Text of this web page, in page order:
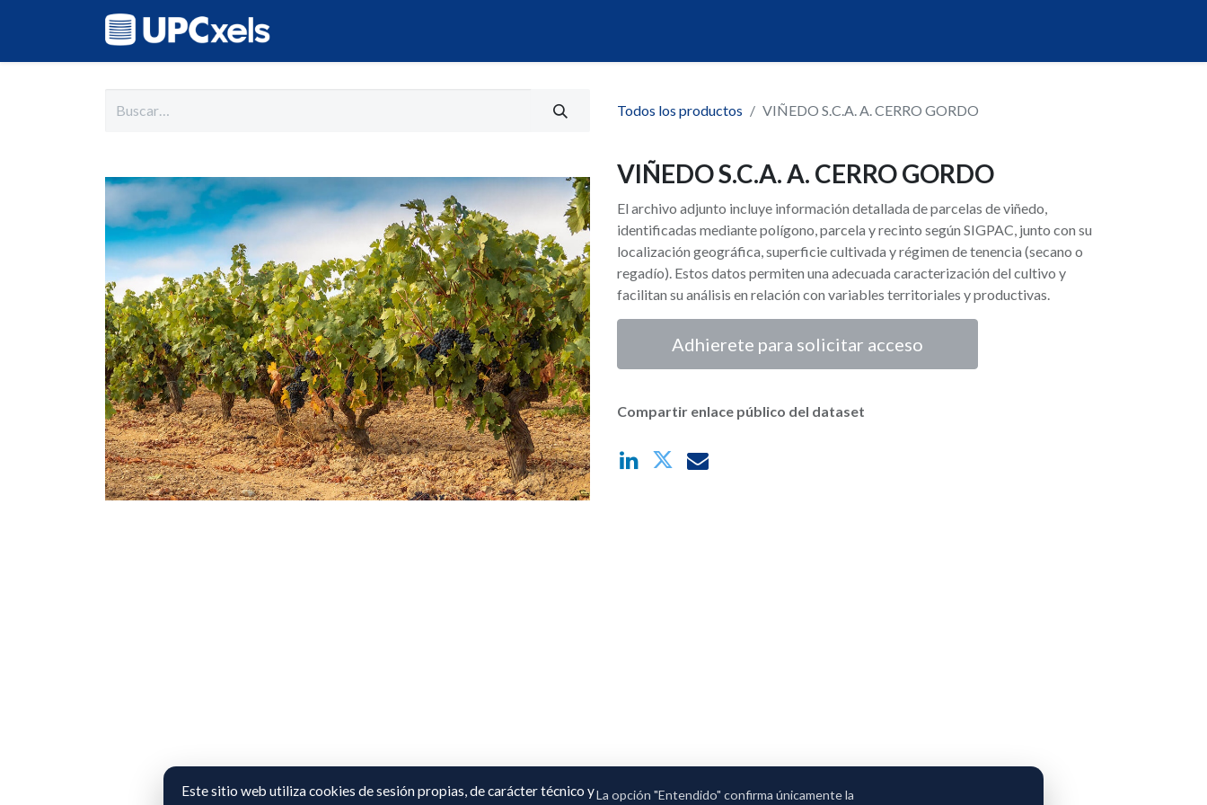
Todos los productos VIÑEDO S.C.A. A. CERRO GORDO
VIÑEDO S.C.A. A. CERRO GORDO
El archivo adjunto incluye información detallada de parcelas de viñedo,
identificadas mediante polígono, parcela y recinto según SIGPAC, junto con su
localización geográfica, superficie cultivada y régimen de tenencia (secano o
regadío). Estos datos permiten una adecuada caracterización del cultivo y
facilitan su análisis en relación con variables territoriales y productivas.
Adhierete para solicitar acceso
Compartir enlace público del dataset
Este sitio web utiliza cookies de sesión propias, de carácter técnico yLa opción "Entendido" confirma únicamente la